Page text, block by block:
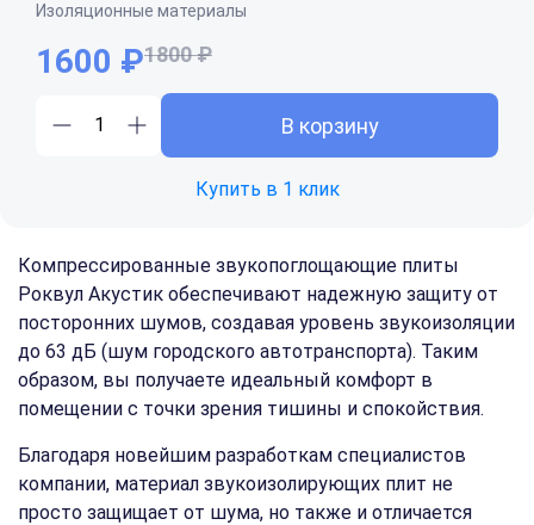
Изоляционные материалы
1600 ₽1800 ₽
В корзину
Купить в 1 клик
Компрессированные звукопоглощающие плиты
Роквул Акустик обеспечивают надежную защиту от
посторонних шумов, создавая уровень звукоизоляции
до 63 дБ (шум городского автотранспорта). Таким
образом, вы получаете идеальный комфорт в
помещении с точки зрения тишины и спокойствия.
Благодаря новейшим разработкам специалистов
компании, материал звукоизолирующих плит не
просто защищает от шума, но также и отличается